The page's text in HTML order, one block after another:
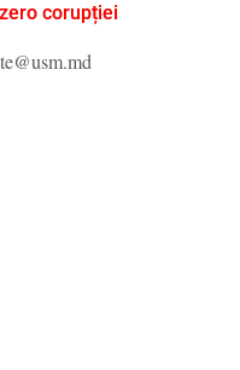
corupției